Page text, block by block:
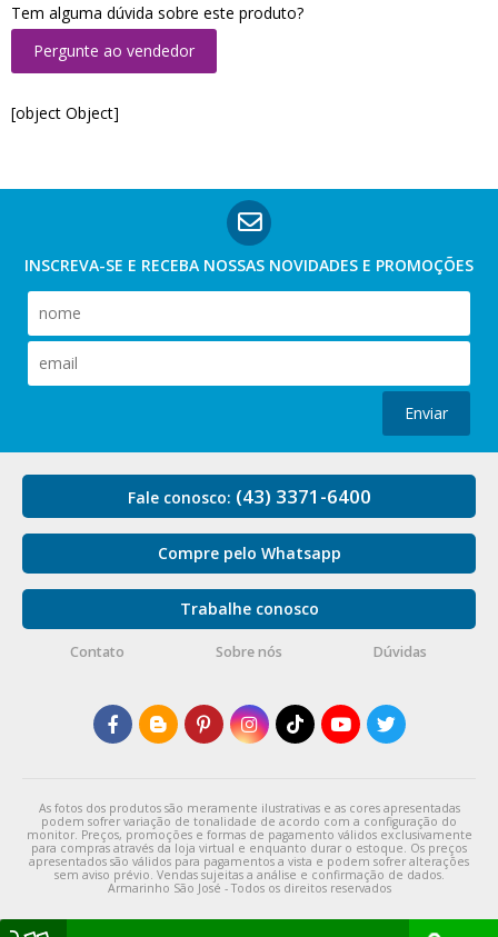
Tem alguma dúvida sobre este produto?
Pergunte ao vendedor
[object Object]
INSCREVA-SE E RECEBA NOSSAS NOVIDADES E PROMOÇÕES
Enviar
Fale conosco: (43) 3371-6400
Compre pelo Whatsapp
Trabalhe conosco
Contato Sobre nós Dúvidas
As fotos dos produtos são meramente ilustrativas e as cores apresentadas
podem sofrer variação de tonalidade de acordo com a configuração do
monitor. Preços, promoções e formas de pagamento válidos exclusivamente
para compras através da loja virtual e enquanto durar o estoque. Os preços
apresentados são válidos para pagamentos a vista e podem sofrer alterações
sem aviso prévio. Vendas sujeitas a análise e confirmação de dados.
Armarinho São José - Todos os direitos reservados